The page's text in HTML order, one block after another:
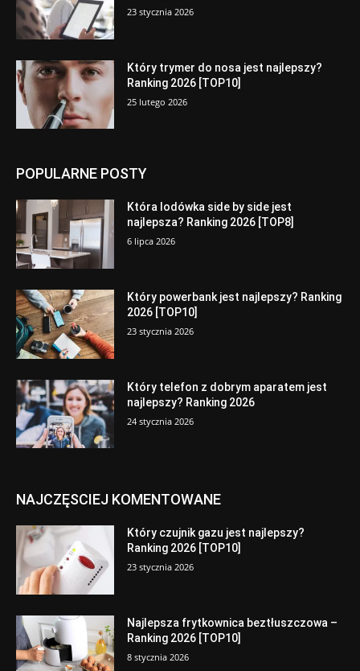
23 stycznia 2026
Który trymer do nosa jest najlepszy?
Ranking 2026 [TOP10]
25 lutego 2026
POPULARNE POSTY
Która lodówka side by side jest
najlepsza? Ranking 2026 [TOP8]
6 lipca 2026
Który powerbank jest najlepszy? Ranking
2026 [TOP10]
23 stycznia 2026
Który telefon z dobrym aparatem jest
najlepszy? Ranking 2026
24 stycznia 2026
NAJCZĘSCIEJ KOMENTOWANE
Który czujnik gazu jest najlepszy?
Ranking 2026 [TOP10]
23 stycznia 2026
Najlepsza frytkownica beztłuszczowa –
Ranking 2026 [TOP10]
8 stycznia 2026